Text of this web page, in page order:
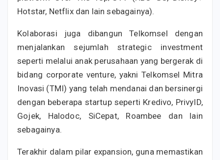
Hotstar, Netflix dan lain sebagainya).
Kolaborasi juga dibangun Telkomsel dengan
menjalankan sejumlah strategic investment
seperti melalui anak perusahaan yang bergerak di
bidang corporate venture, yakni Telkomsel Mitra
Inovasi (TMI) yang telah mendanai dan bersinergi
dengan beberapa startup seperti Kredivo, PrivyID,
Gojek, Halodoc, SiCepat, Roambee dan lain
sebagainya.
Terakhir dalam pilar expansion, guna memastikan